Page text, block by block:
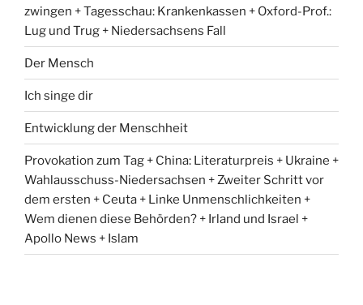
zwingen + Tagesschau: Krankenkassen + Oxford-Prof.:
Lug und Trug + Niedersachsens Fall
Der Mensch
Ich singe dir
Entwicklung der Menschheit
Provokation zum Tag + China: Literaturpreis + Ukraine +
Wahlausschuss-Niedersachsen + Zweiter Schritt vor
dem ersten + Ceuta + Linke Unmenschlichkeiten +
Wem dienen diese Behörden? + Irland und Israel +
Apollo News + Islam